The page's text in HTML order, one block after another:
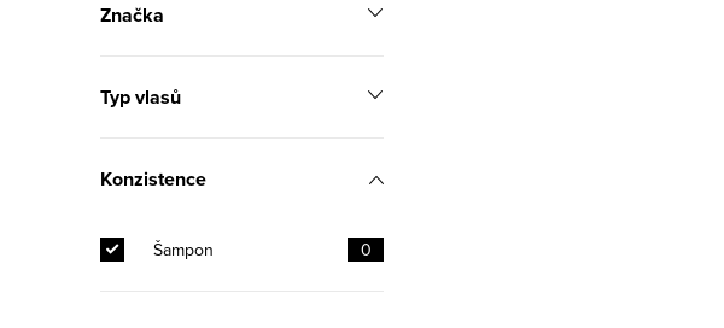
Značka
Typ vlasů
Konzistence
Šampon 0